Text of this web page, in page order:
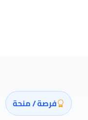
فرصة / منحة